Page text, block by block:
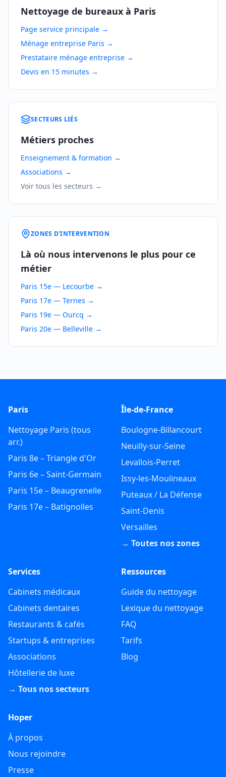
Nettoyage de bureaux à Paris
Page service principale →
Ménage entreprise Paris →
Prestataire ménage entreprise →
Devis en 15 minutes →
SECTEURS LIÉS
Métiers proches
Enseignement & formation →
Associations →
Voir tous les secteurs →
ZONES D'INTERVENTION
Là où nous intervenons le plus pour ce
métier
Paris 15e — Lecourbe →
Paris 17e — Ternes →
Paris 19e — Ourcq →
Paris 20e — Belleville →
Paris
Nettoyage Paris (tous
arr.)
Paris 8e – Triangle d'Or
Paris 6e – Saint-Germain
Paris 15e – Beaugrenelle
Paris 17e – Batignolles
Île-de-France
Boulogne-Billancourt
Neuilly-sur-Seine
Levallois-Perret
Issy-les-Moulineaux
Puteaux / La Défense
Saint-Denis
Versailles
→ Toutes nos zones
Services
Cabinets médicaux
Cabinets dentaires
Restaurants & cafés
Startups & entreprises
Associations
Hôtellerie de luxe
→ Tous nos secteurs
Ressources
Guide du nettoyage
Lexique du nettoyage
FAQ
Tarifs
Blog
Hoper
À propos
Nous rejoindre
Presse